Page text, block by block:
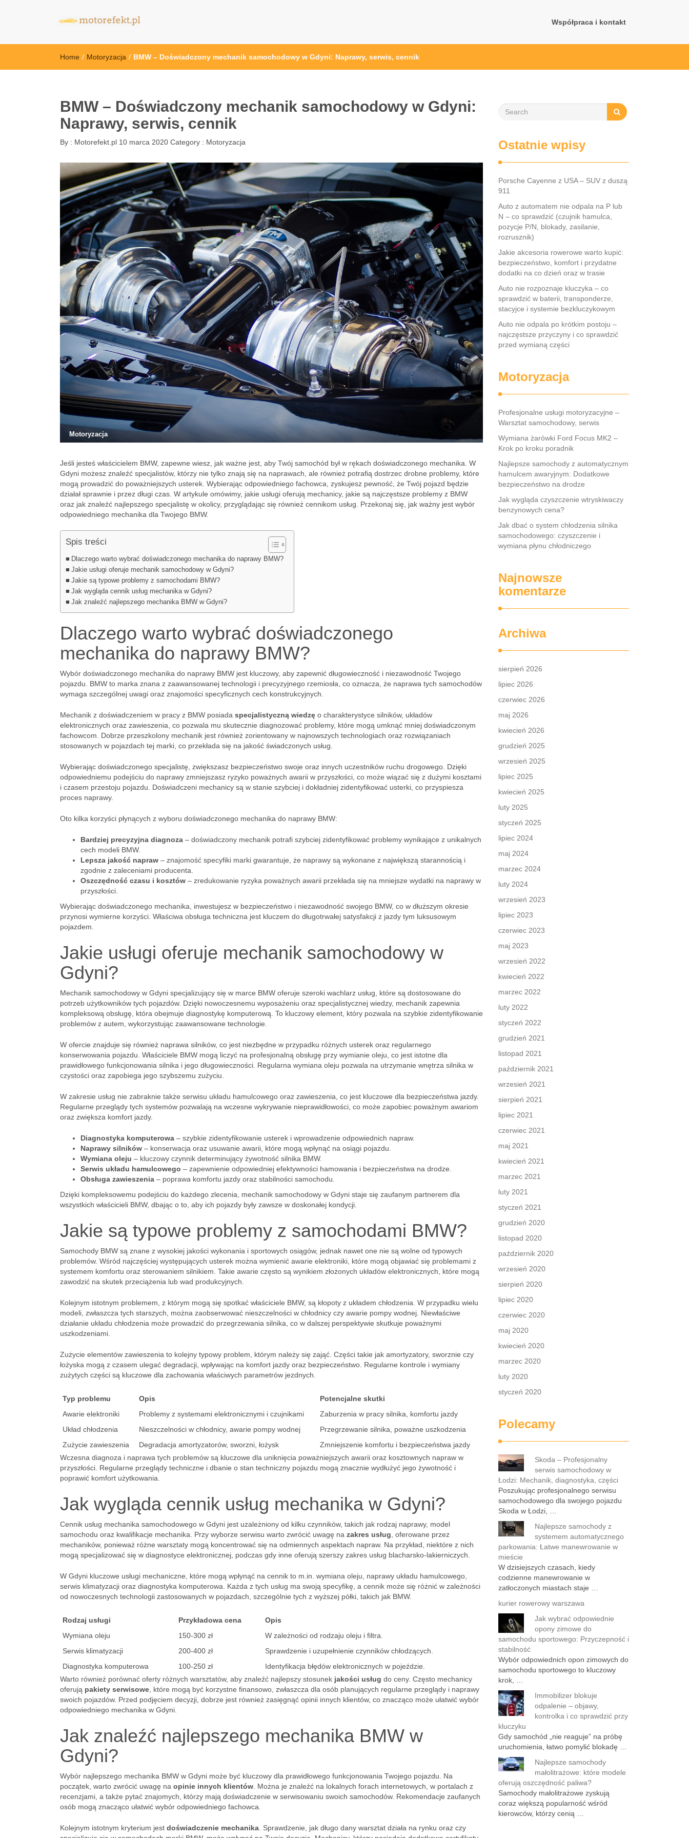
Współpraca i kontakt
Home / Motoryzacja / BMW – Doświadczony mechanik samochodowy w Gdyni: Naprawy, serwis, cennik
BMW – Doświadczony mechanik samochodowy w Gdyni:
Naprawy, serwis, cennik
By : Motorefekt.pl 10 marca 2020 Category : Motoryzacja
Motoryzacja
Jeśli jesteś właścicielem BMW, zapewne wiesz, jak ważne jest, aby Twój samochód był w rękach doświadczonego mechanika. W
Gdyni możesz znaleźć specjalistów, którzy nie tylko znają się na naprawach, ale również potrafią dostrzec drobne problemy, które
mogą prowadzić do poważniejszych usterek. Wybierając odpowiedniego fachowca, zyskujesz pewność, że Twój pojazd będzie
działał sprawnie i przez długi czas. W artykule omówimy, jakie usługi oferują mechanicy, jakie są najczęstsze problemy z BMW
oraz jak znaleźć najlepszego specjalistę w okolicy, przyglądając się również cennikom usług. Przekonaj się, jak ważny jest wybór
odpowiedniego mechanika dla Twojego BMW.
Spis treści
Dlaczego warto wybrać doświadczonego mechanika do naprawy BMW?
Jakie usługi oferuje mechanik samochodowy w Gdyni?
Jakie są typowe problemy z samochodami BMW?
Jak wygląda cennik usług mechanika w Gdyni?
Jak znaleźć najlepszego mechanika BMW w Gdyni?
Dlaczego warto wybrać doświadczonego
mechanika do naprawy BMW?
Wybór doświadczonego mechanika do naprawy BMW jest kluczowy, aby zapewnić długowieczność i niezawodność Twojego
pojazdu. BMW to marka znana z zaawansowanej technologii i precyzyjnego rzemiosła, co oznacza, że naprawa tych samochodów
wymaga szczególnej uwagi oraz znajomości specyficznych cech konstrukcyjnych.
Mechanik z doświadczeniem w pracy z BMW posiada specjalistyczną wiedzę o charakterystyce silników, układów
elektronicznych oraz zawieszenia, co pozwala mu skutecznie diagnozować problemy, które mogą umknąć mniej doświadczonym
fachowcom. Dobrze przeszkolony mechanik jest również zorientowany w najnowszych technologiach oraz rozwiązaniach
stosowanych w pojazdach tej marki, co przekłada się na jakość świadczonych usług.
Wybierając doświadczonego specjalistę, zwiększasz bezpieczeństwo swoje oraz innych uczestników ruchu drogowego. Dzięki
odpowiedniemu podejściu do naprawy zmniejszasz ryzyko poważnych awarii w przyszłości, co może wiązać się z dużymi kosztami
i czasem przestoju pojazdu. Doświadczeni mechanicy są w stanie szybciej i dokładniej zidentyfikować usterki, co przyspiesza
proces naprawy.
Oto kilka korzyści płynących z wyboru doświadczonego mechanika do naprawy BMW:
Bardziej precyzyjna diagnoza – doświadczony mechanik potrafi szybciej zidentyfikować problemy wynikające z unikalnych
cech modeli BMW.
Lepsza jakość napraw – znajomość specyfiki marki gwarantuje, że naprawy są wykonane z największą starannością i
zgodnie z zaleceniami producenta.
Oszczędność czasu i kosztów – zredukowanie ryzyka poważnych awarii przekłada się na mniejsze wydatki na naprawy w
przyszłości.
Wybierając doświadczonego mechanika, inwestujesz w bezpieczeństwo i niezawodność swojego BMW, co w dłuższym okresie
przynosi wymierne korzyści. Właściwa obsługa techniczna jest kluczem do długotrwałej satysfakcji z jazdy tym luksusowym
pojazdem.
Jakie usługi oferuje mechanik samochodowy w
Gdyni?
Mechanik samochodowy w Gdyni specjalizujący się w marce BMW oferuje szeroki wachlarz usług, które są dostosowane do
potrzeb użytkowników tych pojazdów. Dzięki nowoczesnemu wyposażeniu oraz specjalistycznej wiedzy, mechanik zapewnia
kompleksową obsługę, która obejmuje diagnostykę komputerową. To kluczowy element, który pozwala na szybkie zidentyfikowanie
problemów z autem, wykorzystując zaawansowane technologie.
W ofercie znajduje się również naprawa silników, co jest niezbędne w przypadku różnych usterek oraz regularnego
konserwowania pojazdu. Właściciele BMW mogą liczyć na profesjonalną obsługę przy wymianie oleju, co jest istotne dla
prawidłowego funkcjonowania silnika i jego długowieczności. Regularna wymiana oleju pozwala na utrzymanie wnętrza silnika w
czystości oraz zapobiega jego szybszemu zużyciu.
W zakresie usług nie zabraknie także serwisu układu hamulcowego oraz zawieszenia, co jest kluczowe dla bezpieczeństwa jazdy.
Regularne przeglądy tych systemów pozwalają na wczesne wykrywanie nieprawidłowości, co może zapobiec poważnym awariom
oraz zwiększa komfort jazdy.
Diagnostyka komputerowa – szybkie zidentyfikowanie usterek i wprowadzenie odpowiednich napraw.
Naprawy silników – konserwacja oraz usuwanie awarii, które mogą wpłynąć na osiągi pojazdu.
Wymiana oleju – kluczowy czynnik determinujący żywotność silnika BMW.
Serwis układu hamulcowego – zapewnienie odpowiedniej efektywności hamowania i bezpieczeństwa na drodze.
Obsługa zawieszenia – poprawa komfortu jazdy oraz stabilności samochodu.
Dzięki kompleksowemu podejściu do każdego zlecenia, mechanik samochodowy w Gdyni staje się zaufanym partnerem dla
wszystkich właścicieli BMW, dbając o to, aby ich pojazdy były zawsze w doskonałej kondycji.
Jakie są typowe problemy z samochodami BMW?
Samochody BMW są znane z wysokiej jakości wykonania i sportowych osiągów, jednak nawet one nie są wolne od typowych
problemów. Wśród najczęściej występujących usterek można wymienić awarie elektroniki, które mogą objawiać się problemami z
systemem komfortu oraz sterowaniem silnikiem. Takie awarie często są wynikiem złożonych układów elektronicznych, które mogą
zawodzić na skutek przeciążenia lub wad produkcyjnych.
Kolejnym istotnym problemem, z którym mogą się spotkać właściciele BMW, są kłopoty z układem chłodzenia. W przypadku wielu
modeli, zwłaszcza tych starszych, można zaobserwować nieszczelności w chłodnicy czy awarie pompy wodnej. Niewłaściwe
działanie układu chłodzenia może prowadzić do przegrzewania silnika, co w dalszej perspektywie skutkuje poważnymi
uszkodzeniami.
Zużycie elementów zawieszenia to kolejny typowy problem, którym należy się zająć. Części takie jak amortyzatory, sworznie czy
łożyska mogą z czasem ulegać degradacji, wpływając na komfort jazdy oraz bezpieczeństwo. Regularne kontrole i wymiany
zużytych części są kluczowe dla zachowania właściwych parametrów jezdnych.
Typ problemu Opis
Potencjalne skutki
Awarie elektroniki
Problemy z systemami elektronicznymi i czujnikami
Zaburzenia w pracy silnika, komfortu jazdy
Układ chłodzenia
Nieszczelności w chłodnicy, awarie pompy wodnej
Przegrzewanie silnika, poważne uszkodzenia
Zużycie zawieszenia
Degradacja amortyzatorów, sworzni, łożysk
Zmniejszenie komfortu i bezpieczeństwa jazdy
Wczesna diagnoza i naprawa tych problemów są kluczowe dla uniknięcia poważniejszych awarii oraz kosztownych napraw w
przyszłości. Regularne przeglądy techniczne i dbanie o stan techniczny pojazdu mogą znacznie wydłużyć jego żywotność i
poprawić komfort użytkowania.
Jak wygląda cennik usług mechanika w Gdyni?
Cennik usług mechanika samochodowego w Gdyni jest uzależniony od kilku czynników, takich jak rodzaj naprawy, model
samochodu oraz kwalifikacje mechanika. Przy wyborze serwisu warto zwrócić uwagę na zakres usług , oferowane przez
mechaników, ponieważ różne warsztaty mogą koncentrować się na odmiennych aspektach napraw. Na przykład, niektóre z nich
mogą specjalizować się w diagnostyce elektronicznej, podczas gdy inne oferują szerszy zakres usług blacharsko-lakierniczych.
W Gdyni kluczowe usługi mechaniczne, które mogą wpłynąć na cennik to m.in. wymiana oleju, naprawy układu hamulcowego,
serwis klimatyzacji oraz diagnostyka komputerowa. Każda z tych usług ma swoją specyfikę, a cennik może się różnić w zależności
od nowoczesnych technologii zastosowanych w pojazdach, szczególnie tych z wyższej półki, takich jak BMW.
Rodzaj usługi Przykładowa cena
Opis
Wymiana oleju
150-300 zł
W zależności od rodzaju oleju i filtra.
Serwis klimatyzacji
200-400 zł
Sprawdzenie i uzupełnienie czynników chłodzących.
Diagnostyka komputerowa
100-250 zł
Identyfikacja błędów elektronicznych w pojeździe.
Warto również porównać oferty różnych warsztatów, aby znaleźć najlepszy stosunek jakości usług do ceny. Często mechanicy
oferują pakiety serwisowe , które mogą być korzystne finansowo, zwłaszcza dla osób planujących regularne przeglądy i naprawy
swoich pojazdów. Przed podjęciem decyzji, dobrze jest również zasięgnąć opinii innych klientów, co znacząco może ułatwić wybór
odpowiedniego mechanika w Gdyni.
Jak znaleźć najlepszego mechanika BMW w
Gdyni?
Wybór najlepszego mechanika BMW w Gdyni może być kluczowy dla prawidłowego funkcjonowania Twojego pojazdu. Na
początek, warto zwrócić uwagę na opinie innych klientów . Można je znaleźć na lokalnych forach internetowych, w portalach z
recenzjami, a także pytać znajomych, którzy mają doświadczenie w serwisowaniu swoich samochodów. Rekomendacje zaufanych
osób mogą znacząco ułatwić wybór odpowiedniego fachowca.
Kolejnym istotnym kryterium jest doświadczenie mechanika . Sprawdzenie, jak długo dany warsztat działa na rynku oraz czy
Ostatnie wpisy
Porsche Cayenne z USA – SUV z duszą
911
Auto z automatem nie odpala na P lub
N – co sprawdzić (czujnik hamulca,
pozycje P/N, blokady, zasilanie,
rozrusznik)
Jakie akcesoria rowerowe warto kupić:
bezpieczeństwo, komfort i przydatne
dodatki na co dzień oraz w trasie
Auto nie rozpoznaje kluczyka – co
sprawdzić w baterii, transponderze,
stacyjce i systemie bezkluczykowym
Auto nie odpala po krótkim postoju –
najczęstsze przyczyny i co sprawdzić
przed wymianą części
Motoryzacja
Profesjonalne usługi motoryzacyjne –
Warsztat samochodowy, serwis
Wymiana żarówki Ford Focus MK2 –
Krok po kroku poradnik
Najlepsze samochody z automatycznym
hamulcem awaryjnym: Dodatkowe
bezpieczeństwo na drodze
Jak wygląda czyszczenie wtryskiwaczy
benzynowych cena?
Jak dbać o system chłodzenia silnika
samochodowego: czyszczenie i
wymiana płynu chłodniczego
Najnowsze
komentarze
Archiwa
sierpień 2026
lipiec 2026
czerwiec 2026
maj 2026
kwiecień 2026
grudzień 2025
wrzesień 2025
lipiec 2025
kwiecień 2025
luty 2025
styczeń 2025
lipiec 2024
maj 2024
marzec 2024
luty 2024
wrzesień 2023
lipiec 2023
czerwiec 2023
maj 2023
wrzesień 2022
kwiecień 2022
marzec 2022
luty 2022
styczeń 2022
grudzień 2021
listopad 2021
październik 2021
wrzesień 2021
sierpień 2021
lipiec 2021
czerwiec 2021
maj 2021
kwiecień 2021
marzec 2021
luty 2021
styczeń 2021
grudzień 2020
listopad 2020
październik 2020
wrzesień 2020
sierpień 2020
lipiec 2020
czerwiec 2020
maj 2020
kwiecień 2020
marzec 2020
luty 2020
styczeń 2020
Polecamy
Skoda – Profesjonalny
serwis samochodowy w
Łodzi: Mechanik, diagnostyka, części
Poszukując profesjonalnego serwisu
samochodowego dla swojego pojazdu
Skoda w Łodzi, …
Najlepsze samochody z
systemem automatycznego
parkowania: Łatwe manewrowanie w
mieście
W dzisiejszych czasach, kiedy
codzienne manewrowanie w
zatłoczonych miastach staje …
kurier rowerowy warszawa
Jak wybrać odpowiednie
opony zimowe do
samochodu sportowego: Przyczepność i
stabilność
Wybór odpowiednich opon zimowych do
samochodu sportowego to kluczowy
krok, …
Immobilizer blokuje
odpalenie – objawy,
kontrolka i co sprawdzić przy
kluczyku
Gdy samochód „nie reaguje” na próbę
uruchomienia, łatwo pomylić blokadę …
Najlepsze samochody
małolitrażowe: które modele
oferują oszczędność paliwa?
Samochody małolitrażowe zyskują
coraz większą popularność wśród
kierowców, którzy cenią …